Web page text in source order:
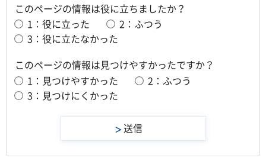
このページの情報は役に立ちましたか？
1：役に立った
2：ふつう
3：役に立たなかった
このページの情報は見つけやすかったですか？
1：見つけやすかった
2：ふつう
3：見つけにくかった